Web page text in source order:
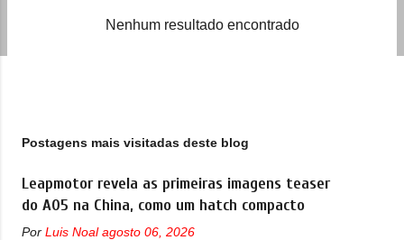
Nenhum resultado encontrado
Postagens mais visitadas deste blog
Leapmotor revela as primeiras imagens teaser
do A05 na China, como um hatch compacto
Por Luis Noal agosto 06, 2026